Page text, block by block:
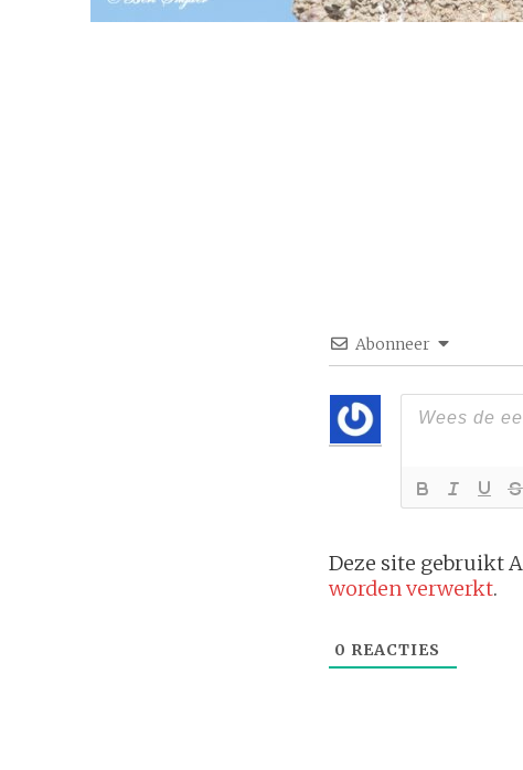
Abonneer
Deze site gebruikt
worden verwerkt.
0 REACTIES